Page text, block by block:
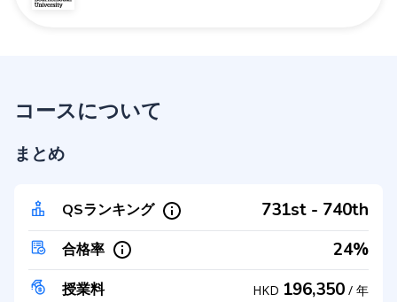
コースについて
まとめ
QSランキング 731st - 740th
合格率 24%
授業料 HKD 196,350 / 年